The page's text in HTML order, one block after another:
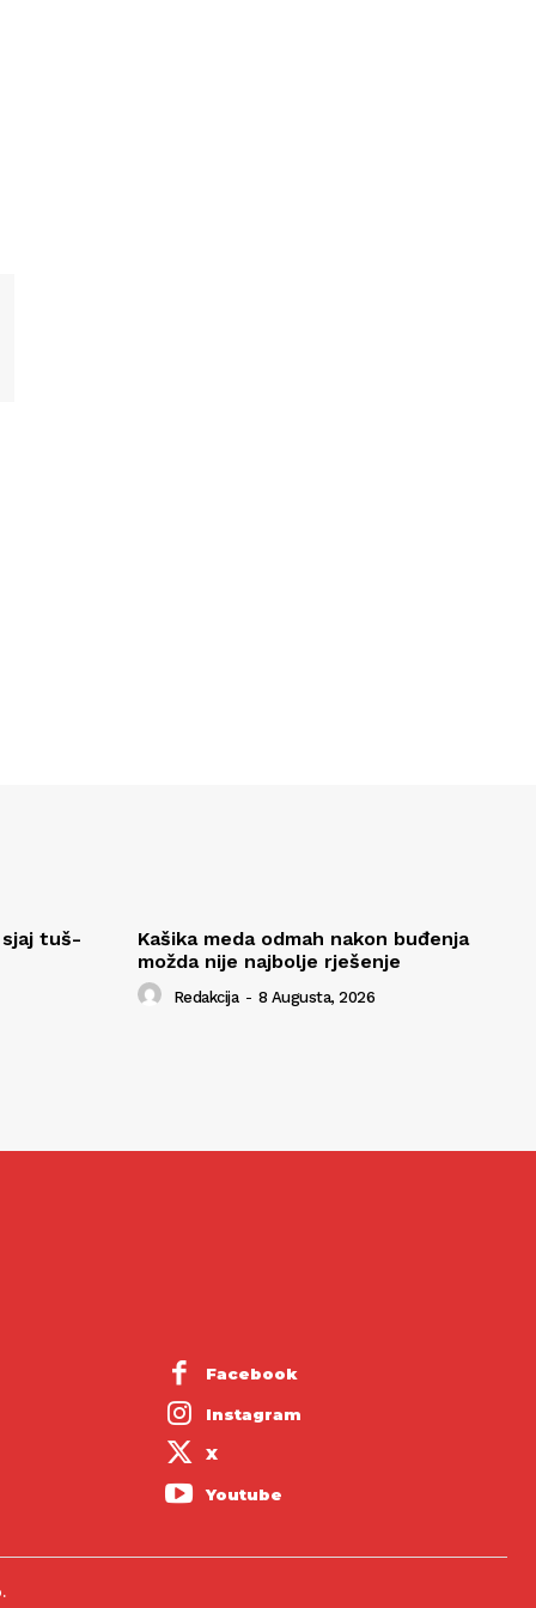
tuš-
Kašika meda odmah nakon buđenja
možda nije najbolje rješenje
Redakcija - 8 Augusta, 2026
Facebook
Instagram
X
Youtube